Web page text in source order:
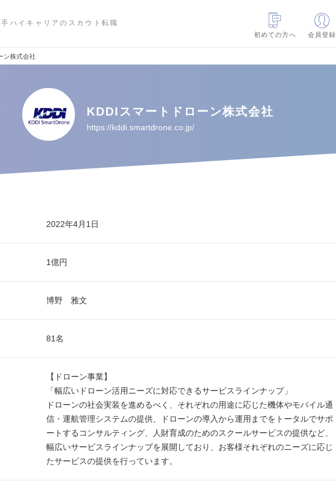
手ハイキャリアのスカウト転職
初めての方へ
会員登録
ン株式会社
KDDIスマートドローン株式会社
https://kddi.smartdrone.co.jp/
2022年4月1日
1億円
博野 雅文
81名
【ドローン事業】
「幅広いドローン活用ニーズに対応できるサービスラインナップ」
ドローンの社会実装を進めるべく、それぞれの用途に応じた機体やモバイル通
信・運航管理システムの提供、ドローンの導入から運用までをトータルでサポ
ートするコンサルティング、人財育成のためのスクールサービスの提供など、
幅広いサービスラインナップを展開しており、お客様それぞれのニーズに応じ
たサービスの提供を行っています。